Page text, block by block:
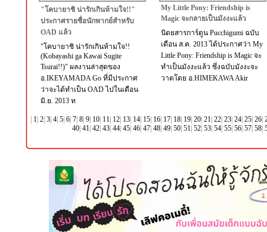
"โคบายาชิ น่ารักเกินห้ามใจ!!"
ประกาศรายชื่อนักพากย์สำหรับ
OAD แล้ว
"โคบายาชิ น่ารักเกินห้ามใจ!!
(Kobayashi ga Kawai Sugite
Tsurai!!)" ผลงานล่าสุดของ
อ.IKEYAMADA Go ที่มีประกาศ
ว่าจะได้ทำเป็น OAD ไปในเดือน
มิ.ย. 2013 ท
My Little Pony: Friendship is
Magic จะกลายเป็นมังงะแล้ว
นิตยสารการ์ตูน Pucchigumi ฉบับ
เดือน ส.ค. 2013 ได้ประกาศว่า My
Little Pony: Friendship is Magic จะ
ทำเป็นมังงะแล้ว ซึ่งฉบับมังงะจะ
วาดโดย อ.HIMEKAWA Akir
| 1 | 2| 3| 4| 5| 6| 7| 8| 9| 10| 11 | 12| 13| 14| 15| 16| 17| 18| 19| 20| 21 | 22| 23| 24| 25| 26|
40| 41 | 42| 43| 44| 45| 46| 47| 48| 49| 50| 51 | 52| 53| 54| 55| 56| 57| 58|